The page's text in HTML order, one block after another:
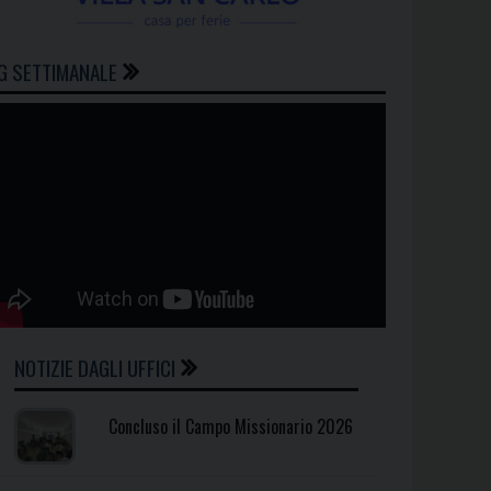
SETTIMANALE
NOTIZIE DAGLI UFFICI
Concluso il Campo Missionario 2026